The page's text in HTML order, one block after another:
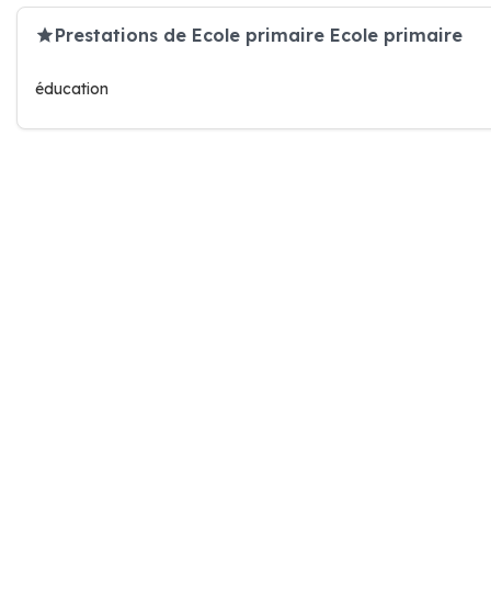
Prestations de Ecole primaire Ecole primaire
éducation